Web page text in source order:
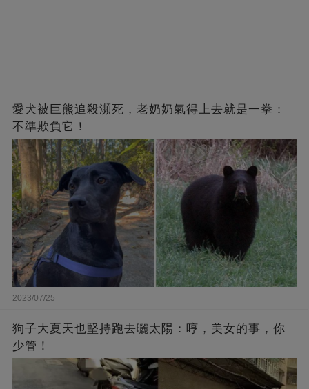
愛犬被巨熊追殺瀕死，老奶奶氣得上去就是一拳：
不準欺負它！
2023/07/25
狗子大夏天也堅持跑去曬太陽：哼，美女的事，你
少管！